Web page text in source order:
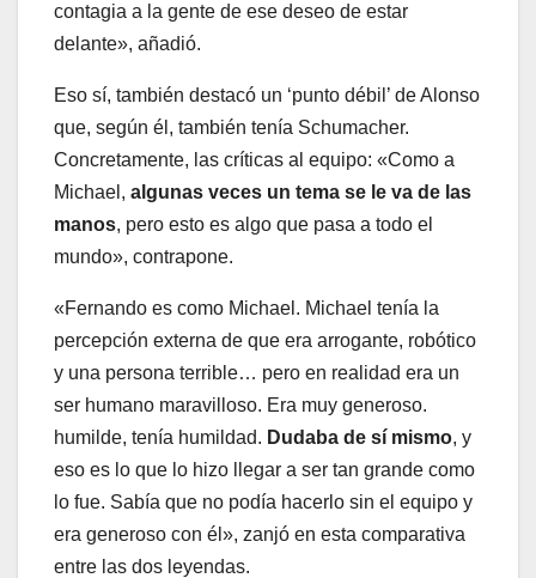
contagia a la gente de ese deseo de estar
delante», añadió.
Eso sí, también destacó un ‘punto débil’ de Alonso
que, según él, también tenía Schumacher.
Concretamente, las críticas al equipo: «Como a
Michael, algunas veces un tema se le va de las
manos, pero esto es algo que pasa a todo el
mundo», contrapone.
«Fernando es como Michael. Michael tenía la
percepción externa de que era arrogante, robótico
y una persona terrible… pero en realidad era un
ser humano maravilloso. Era muy generoso.
humilde, tenía humildad. Dudaba de sí mismo, y
eso es lo que lo hizo llegar a ser tan grande como
lo fue. Sabía que no podía hacerlo sin el equipo y
era generoso con él», zanjó en esta comparativa
entre las dos leyendas.